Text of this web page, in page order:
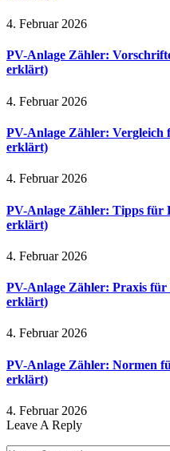
4. Februar 2026
PV-Anlage Zähler:
erklärt)
4. Februar 2026
PV-Anlage Zähler: Vergleich
erklärt)
4. Februar 2026
PV-Anlage Zähler: Tipps für
erklärt)
4. Februar 2026
PV-Anlage Zähler: Praxis für
erklärt)
4. Februar 2026
PV-Anlage Zähler: Normen
erklärt)
4. Februar 2026
Leave A Reply